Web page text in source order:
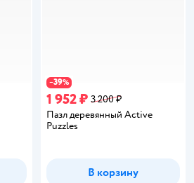
−39%
1 952 ₽ 3 200 ₽
Пазл деревянный Active
Puzzles
В корзину